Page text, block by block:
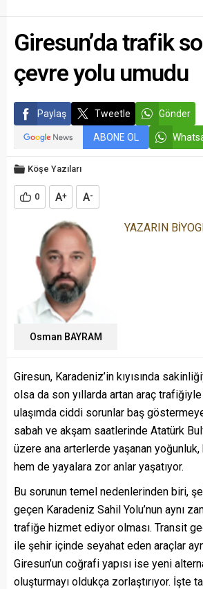
Giresun’da trafik
çevre yolu umudu
Paylaş Tweetle Gönder
ABONE OL
Köşe Yazıları
0 A+ A-
Osman BAYRAM
YAZARIN
Giresun, Karadeniz’in kıyısında
olsa da son yıllarda artan araç
ulaşımda ciddi sorunlar baş
sabah ve akşam saatlerinde Atatürk
üzere ana arterlerde yaşanan
hem de yayalara zor anlar yaşatıyor.
Bu sorunun temel nedenlerinden biri,
geçen Karadeniz Sahil Yolu’nun aynı
trafiğe hizmet ediyor olması. Transit
ile şehir içinde seyahat eden araçlar
Giresun’un coğrafi yapısı ise yeni
oluşturmayı oldukça zorlaştırıyor. İşte